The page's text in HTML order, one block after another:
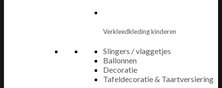
Verkleedkleding kinderen
Slingers / vlaggetjes
Ballonnen
Decoratie
Tafeldecoratie & Taartversiering